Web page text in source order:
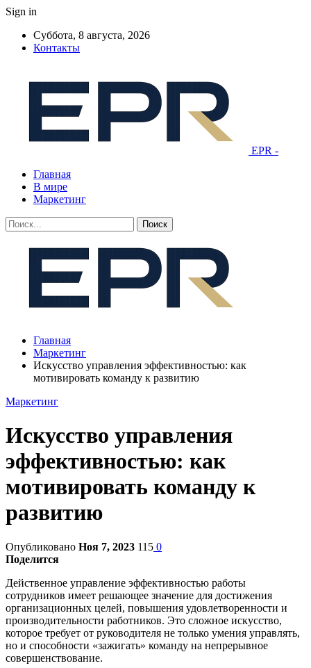
Sign in
Суббота, 8 августа, 2026
Контакты
EPR -
Главная
В мире
Маркетинг
Главная
Маркетинг
Искусство управления эффективностью: как
мотивировать команду к развитию
Маркетинг
Искусство управления
эффективностью: как
мотивировать команду к
развитию
Опубликовано Ноя 7, 2023 115 0
Поделится
Действенное управление эффективностью работы
сотрудников имеет решающее значение для достижения
организационных целей, повышения удовлетворенности и
производительности работников. Это сложное искусство,
которое требует от руководителя не только умения управлять,
но и способности «зажигать» команду на непрерывное
совершенствование.